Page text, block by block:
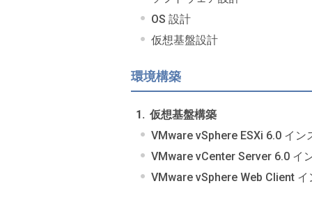
OS 設計
仮想基盤設計
環境構築
仮想基盤構築
VMware vSphere ESXi 6.0 イン
VMware vCenter Server 6.0 イ
VMware vSphere Web Client